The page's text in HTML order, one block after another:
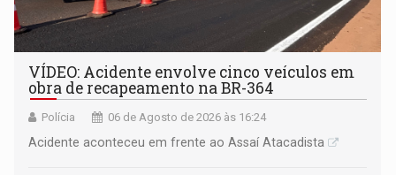
VÍDEO: Acidente envolve cinco veículos em
obra de recapeamento na BR-364
Polícia 06 de Agosto de 2026 às 16:24
Acidente aconteceu em frente ao Assaí Atacadista